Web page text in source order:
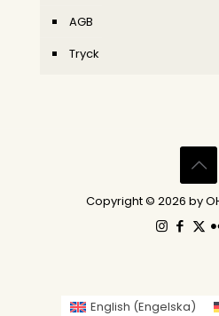
AGB
Tryck
Copyright © 2026 by
English (Engelska)